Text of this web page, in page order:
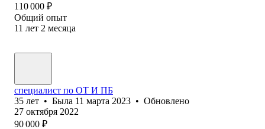
110 000 ₽
Общий опыт
11 лет 2 месяца
специалист по ОТ И ПБ
35 лет • Была 11 марта 2023 • Обновлено
27 октября 2022
90 000 ₽